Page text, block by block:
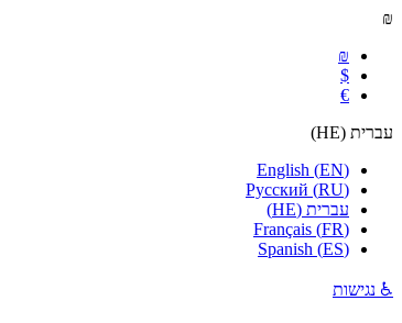
₪
₪
$
€
עברית (
HE
)
English (EN)
Русский (RU)
עברית (
HE
)
Français (FR)
Spanish (ES)
♿ נגישות